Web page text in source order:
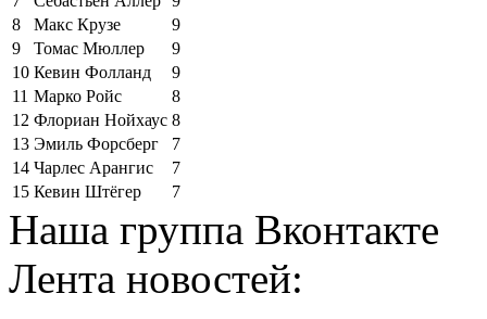
8
Макс Крузе
9
9
Томас Мюллер
9
10 Кевин Фолланд
9
11 Марко Ройс
8
12 Флориан Нойхаус 8
13 Эмиль Форсберг
7
14 Чарлес Арангис
7
15 Кевин Штёгер 7
Наша группа Вконтакте
Лента новостей: